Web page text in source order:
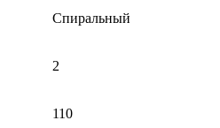
Спиральный
2
110